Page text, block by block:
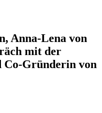
Anna-Lena von
mit der
Co-Gründerin von